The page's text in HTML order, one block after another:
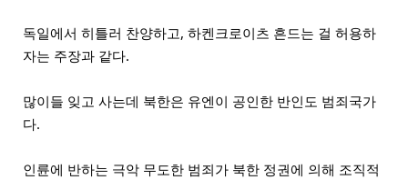
독일에서 히틀러 찬양하고, 하켄크로이츠 흔드는 걸 허용하
자는 주장과 같다.
많이들 잊고 사는데 북한은 유엔이 공인한 반인도 범죄국가
다.
인륜에 반하는 극악 무도한 범죄가 북한 정권에 의해 조직적